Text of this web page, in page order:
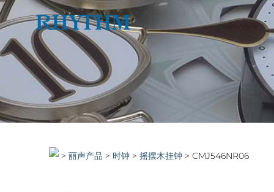
Skip
to
content
> > 时钟> 摇摆木挂钟> CMJ546NR06